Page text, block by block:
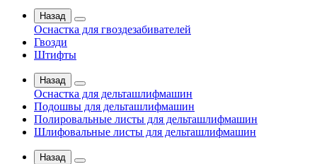
Назад
Оснастка для гвоздезабивателей
Гвозди
Штифты
Назад
Оснастка для дельташлифмашин
Подошвы для дельташлифмашин
Полировальные листы для дельташлифмашин
Шлифовальные листы для дельташлифмашин
Назад